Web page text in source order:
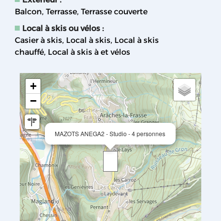
Balcon Terrasse Terrasse couverte
Local à skis ou vélos :
Casier à skis Local à skis Local à skis
chauffé Local à skis à et vélos
MAZOTS ANEGA2 - Studio - 4 personnes
+
−